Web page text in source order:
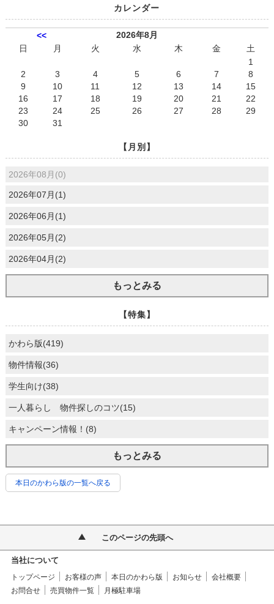
カレンダー
<<
2026年8月
日
月 火 水 木 金
土
1
2
3 4 5 6 7
8
9
10 11 12 13 14
15
16
17 18 19 20 21
22
23
24 25 26 27 28
29
30
31
【月別】
2026年08月(0)
2026年07月(1)
2026年06月(1)
2026年05月(2)
2026年04月(2)
もっとみる
【特集】
かわら版(419)
物件情報(36)
学生向け(38)
一人暮らし 物件探しのコツ(15)
キャンペーン情報！(8)
もっとみる
本日のかわら版の一覧へ戻る
このページの先頭へ
当社について
トップページ お客様の声 本日のかわら版 お知らせ
会社概要
お問合せ
売買物件一覧 月極駐車場